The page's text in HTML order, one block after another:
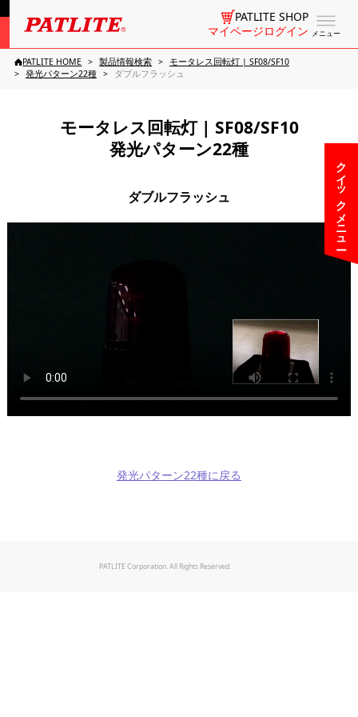
メニュー
PATLITE SHOP
マイページログイン
クイックメニュー
PATLITE HOME 製品情報検索
モータレス回転灯 | SF08/SF10
発光パターン22種
ダブルフラッシュ
モータレス回転灯 | SF08/SF10
発光パターン22種
ダブルフラッシュ
発光パターン22種に戻る
PATLITE Corporation. All Rights Reserved.